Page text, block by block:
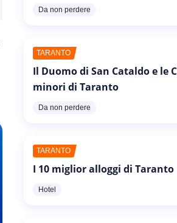
Da non perdere
TARANTO
Il Duomo di San Cataldo e le
minori di Taranto
Da non perdere
TARANTO
I 10 miglior alloggi di Taranto
Hotel